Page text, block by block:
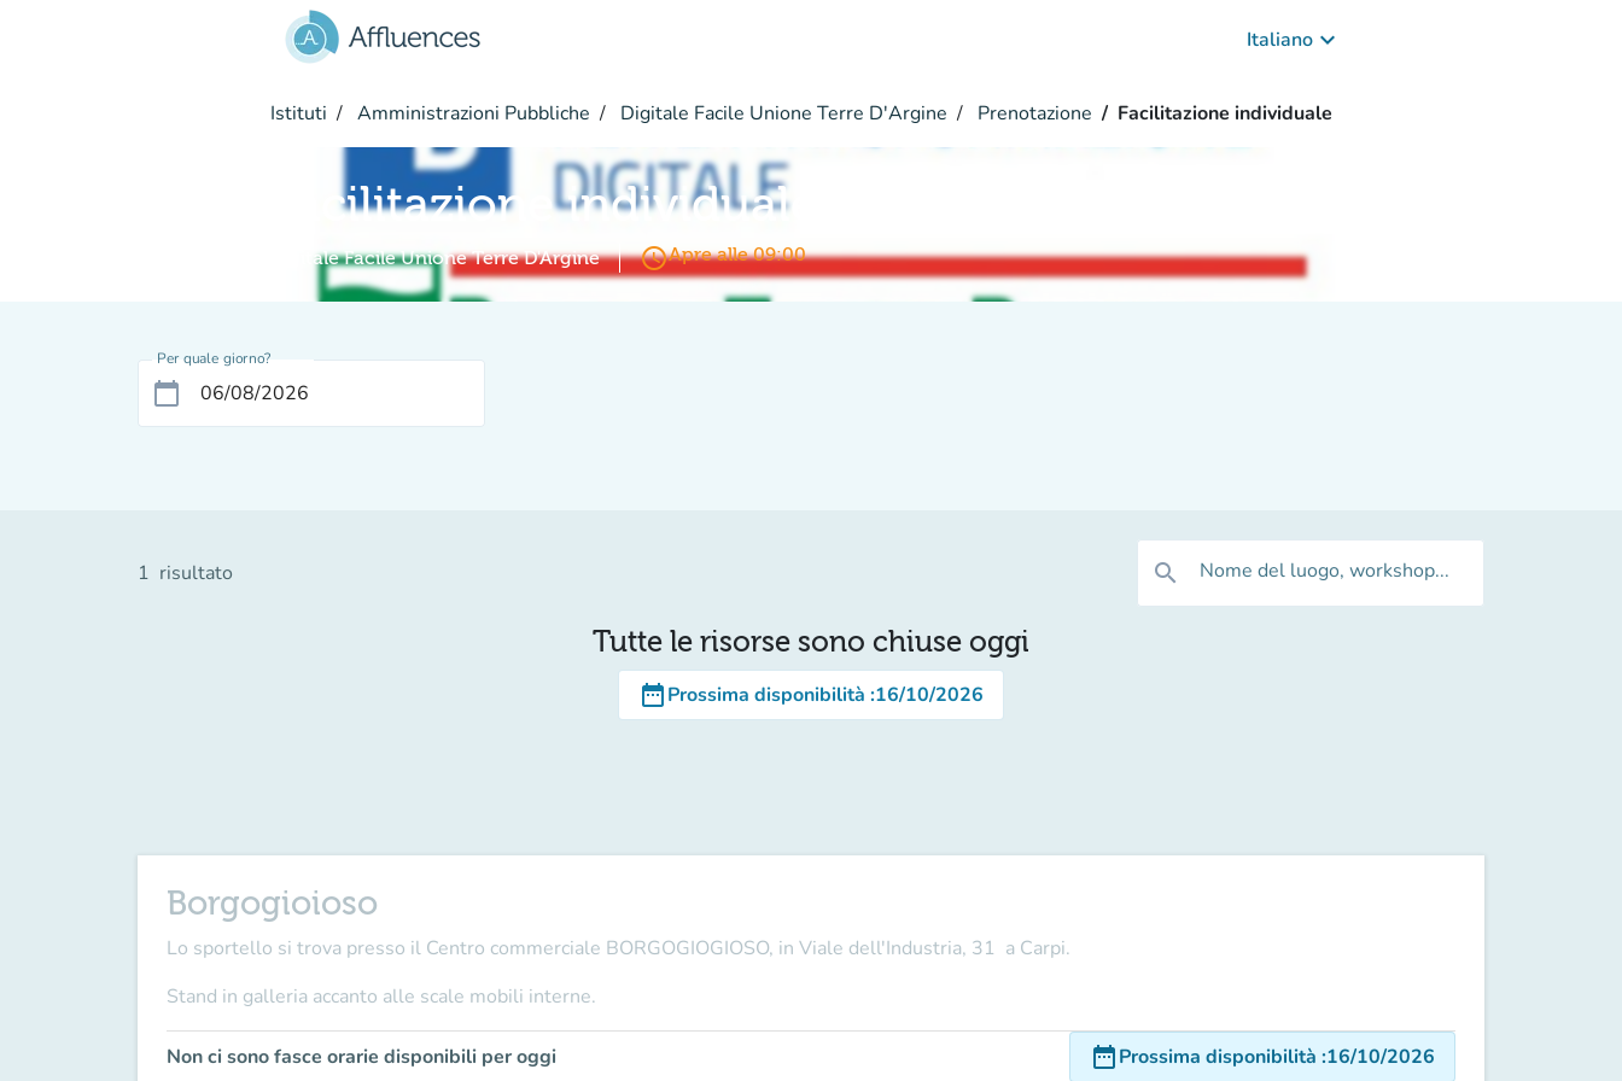
Italiano keyboard_arrow_down
Istituti Amministrazioni Pubbliche Digitale Facile Unione Terre D'Argine Prenotazione Facilitazione individuale
Facilitazione individuale
Digitale Facile Unione Terre D'Argine access_timeApre alle 09:00
Per quale giorno?
calendar_today
1 risultato search Nome del luogo, workshop...
Tutte le risorse sono chiuse oggi
date_rangeProssima disponibilità :16/10/2026
Borgogioioso
Lo sportello si trova presso il Centro commerciale BORGOGIOGIOSO, in Viale dell'Industria, 31 a Carpi.
Stand in galleria accanto alle scale mobili interne.
Non ci sono fasce orarie disponibili per oggi date_rangeProssima disponibilità :16/10/2026